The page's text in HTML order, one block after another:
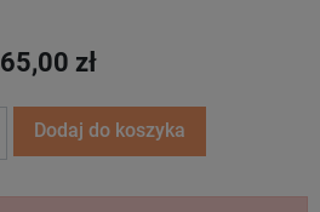
65,00 zł
Dodaj do koszyka